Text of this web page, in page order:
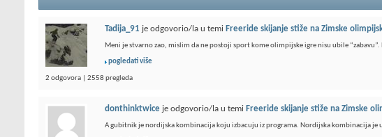
Tadija_91 je odgovorio/la u temi Freeride skijanje stiže na Zimske
Meni je stvarno zao, mislim da ne postoji sport kome olimpijske igre nisu ubile
pogledati više
2 odgovora | 2558 pregleda
donthinktwice je odgovorio/la u temi Freeride skijanje stiže na Zimske
A gubitnik je nordijska kombinacija koju izbacuju iz programa. Nordijska kombinacija je